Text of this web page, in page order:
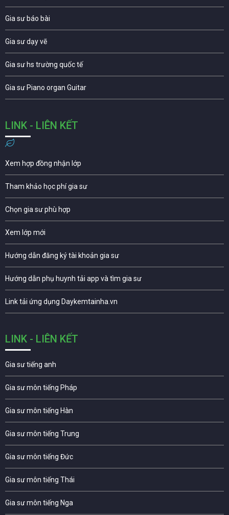
Gia sư báo bài
Gia sư dạy vẽ
Gia sư hs trường quốc tế
Gia sư Piano organ Guitar
LINK - LIÊN KẾT
Xem hợp đồng nhận lớp
Tham khảo học phí gia sư
Chọn gia sư phù hợp
Xem lớp mới
Hướng dẫn đăng ký tài khoản gia sư
Hướng dẫn phụ huynh tải app và tìm gia sư
Link tải ứng dụng Daykemtainha.vn
LINK - LIÊN KẾT
Gia sư tiếng anh
Gia sư môn tiếng Pháp
Gia sư môn tiếng Hàn
Gia sư môn tiếng Trung
Gia sư môn tiếng Đức
Gia sư môn tiếng Thái
Gia sư môn tiếng Nga